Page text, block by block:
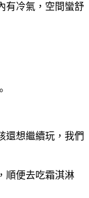
有冷氣，空間蠻舒
還想繼續玩，我們
順便去吃霜淇淋